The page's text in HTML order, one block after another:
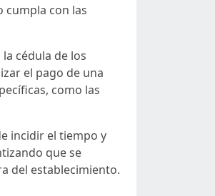
cumpla con las
cédula de los
el pago de una
como las
incidir el tiempo y
que se
del establecimiento.